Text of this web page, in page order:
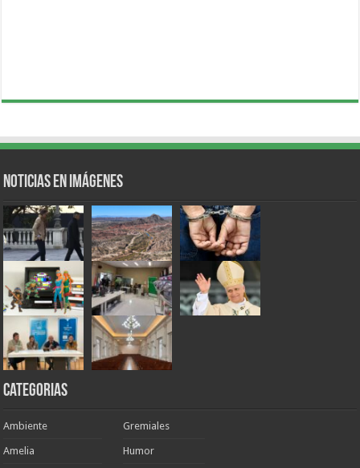
Noticias en Imágenes
Categorias
Ambiente
Amelia
Gremiales
Humor